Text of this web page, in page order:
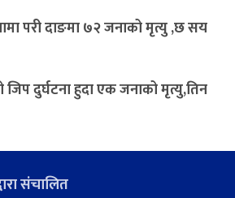
परी दाङमा ७२ जनाको मृत्यु ,छ सय
जिप दुर्घटना हुदा एक जनाको मृत्यु,तिन
संचालित